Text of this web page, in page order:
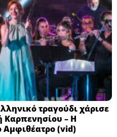
τραγούδι χάρισε
Καρπενησίου – Η
Αμφιθέατρο (vid)